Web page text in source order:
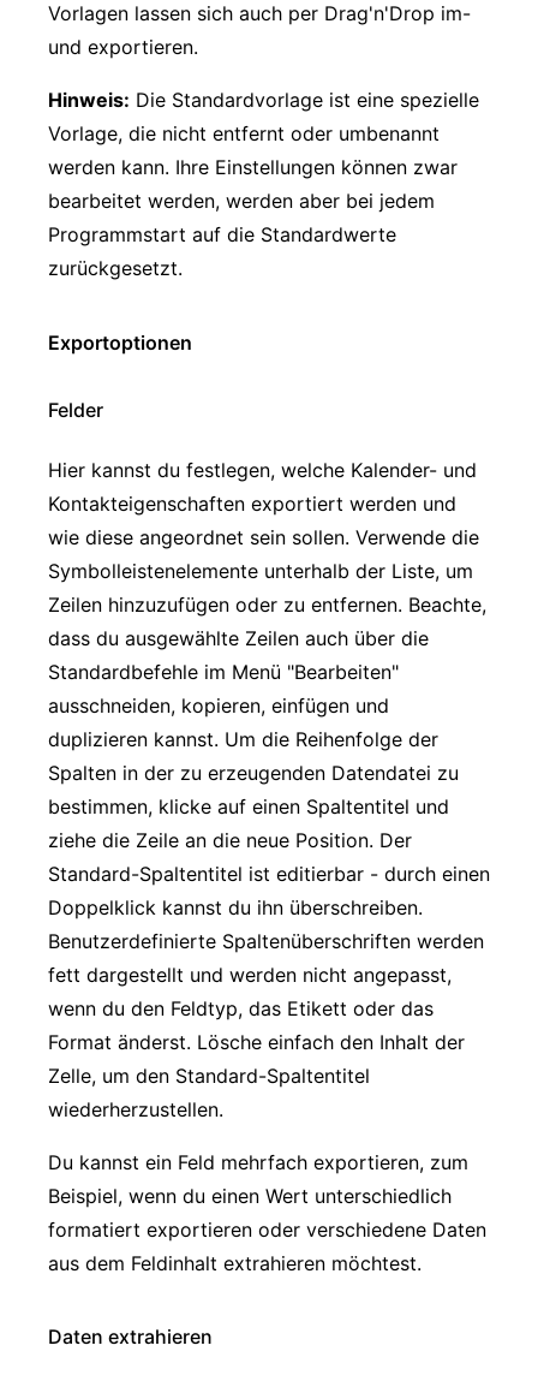
Vorlagen lassen sich auch per Drag'n'Drop im-
und exportieren.
Hinweis: Die Standardvorlage ist eine spezielle
Vorlage, die nicht entfernt oder umbenannt
werden kann. Ihre Einstellungen können zwar
bearbeitet werden, werden aber bei jedem
Programmstart auf die Standardwerte
zurückgesetzt.
Exportoptionen
Felder
Hier kannst du festlegen, welche Kalender- und
Kontakteigenschaften exportiert werden und
wie diese angeordnet sein sollen. Verwende die
Symbolleistenelemente unterhalb der Liste, um
Zeilen hinzuzufügen oder zu entfernen. Beachte,
dass du ausgewählte Zeilen auch über die
Standardbefehle im Menü "Bearbeiten"
ausschneiden, kopieren, einfügen und
duplizieren kannst. Um die Reihenfolge der
Spalten in der zu erzeugenden Datendatei zu
bestimmen, klicke auf einen Spaltentitel und
ziehe die Zeile an die neue Position. Der
Standard-Spaltentitel ist editierbar - durch einen
Doppelklick kannst du ihn überschreiben.
Benutzerdefinierte Spaltenüberschriften werden
fett dargestellt und werden nicht angepasst,
wenn du den Feldtyp, das Etikett oder das
Format änderst. Lösche einfach den Inhalt der
Zelle, um den Standard-Spaltentitel
wiederherzustellen.
Du kannst ein Feld mehrfach exportieren, zum
Beispiel, wenn du einen Wert unterschiedlich
formatiert exportieren oder verschiedene Daten
aus dem Feldinhalt extrahieren möchtest.
Daten extrahieren